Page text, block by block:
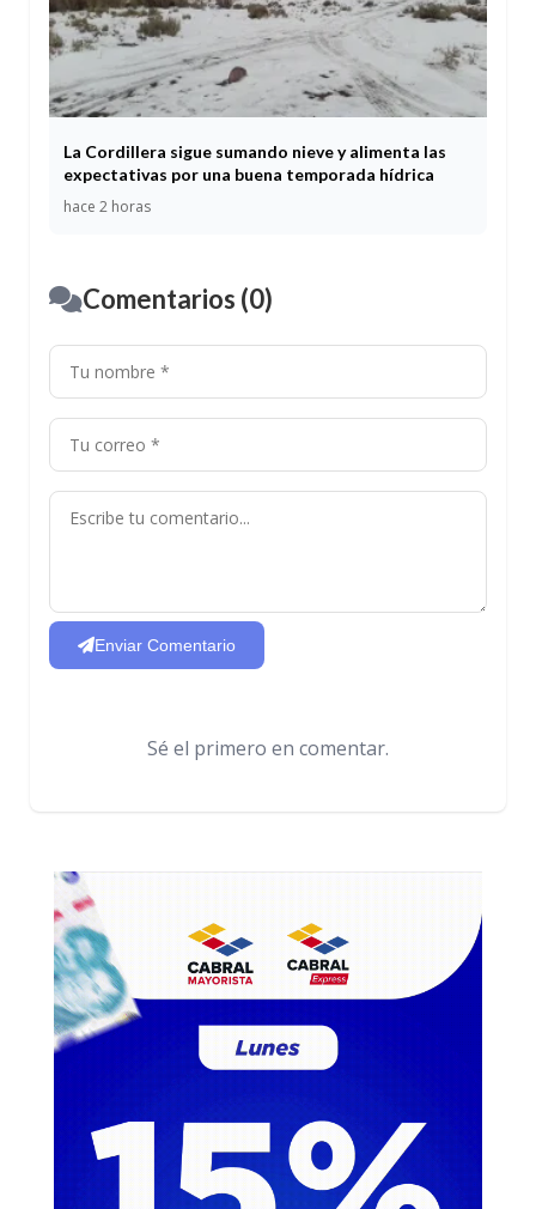
La Cordillera sigue sumando nieve y alimenta las
expectativas por una buena temporada hídrica
hace 2 horas
Comentarios (0)
Enviar Comentario
Sé el primero en comentar.